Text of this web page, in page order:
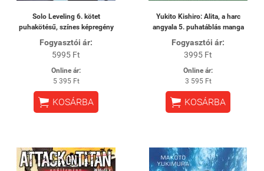
Solo Leveling 6. kötet
puhakötésű, színes képregény
Fogyasztói ár:
5995 Ft
Online ár:
5 395 Ft
 KOSÁRBA
Yukito Kishiro: Alita, a harc
angyala 5. puhatáblás manga
Fogyasztói ár:
3995 Ft
Online ár:
3 595 Ft
 KOSÁRBA